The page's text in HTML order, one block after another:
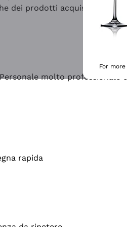
dei prodotti acquistati
molto
rapida
For